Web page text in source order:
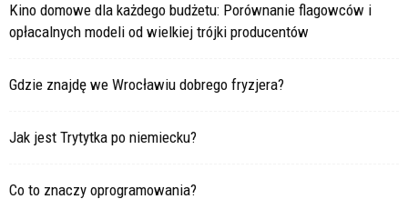
Kino domowe dla każdego budżetu: Porównanie flagowców i
opłacalnych modeli od wielkiej trójki producentów
Gdzie znajdę we Wrocławiu dobrego fryzjera?
Jak jest Trytytka po niemiecku?
Co to znaczy oprogramowania?